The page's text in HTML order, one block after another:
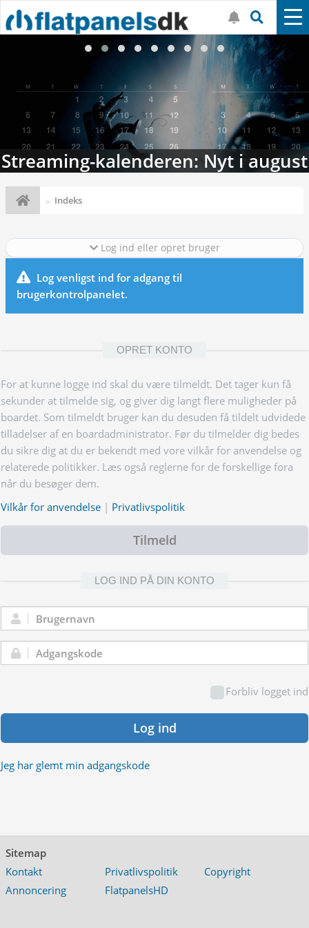
Streaming-kalenderen: Nyt i august
Indeks
Log ind eller opret bruger
Log venligst ind for adgang til
brugerkontrolpanelet.
OPRET KONTO
For at kunne logge ind skal du være tilmeldt. Det tager kun få
sekunder at tilmelde sig, og giver dig langt flere muligheder på
boardet. Som tilmeldt bruger kan du desuden få tildelt udvidede
tilladelser af en boardadministrator. Før du tilmelder dig bedes
du sikre dig at du er bekendt med vore vilkår for anvendelse og
relaterede politikker. Læs også reglerne for de forskellige fora
når du besøger dem.
Vilkår for anvendelse | Privatlivspolitik
Tilmeld
LOG IND PÅ DIN KONTO
Brugernavn:
Adgangskode:
Forbliv logget ind
Log ind
Jeg har glemt min adgangskode
Sitemap
Kontakt
Privatlivspolitik
Copyright
Annoncering
FlatpanelsHD